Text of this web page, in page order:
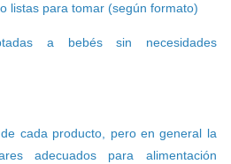
listas para tomar (según formato)
a bebés sin necesidades
cada producto, pero en general la
adecuados para alimentación